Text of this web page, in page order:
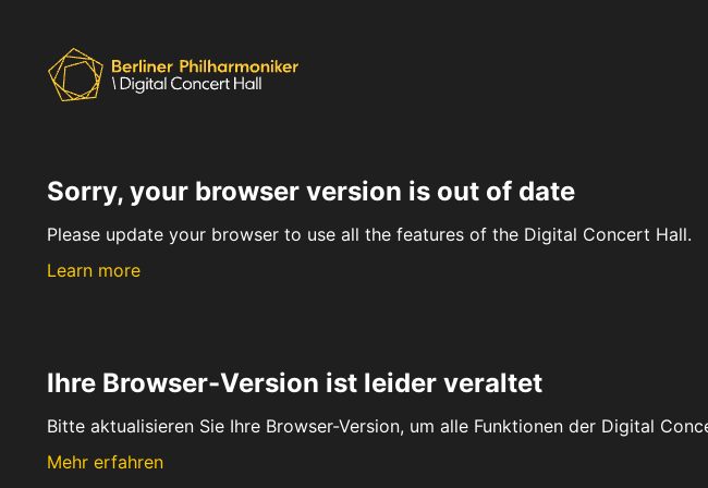
Sorry, your browser version is out of date
Please update your browser to use all the features of the Digital Concert Hall.
Learn more
Ihre Browser-Version ist leider veraltet
Bitte aktualisieren Sie Ihre Browser-Version, um alle Funktionen der Digital
Mehr erfahren